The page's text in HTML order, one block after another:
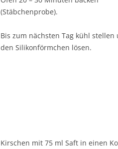
(Stäbchenprobe).
Bis zum nächsten Tag kühl stellen
den Silikonförmchen lösen.
Kirschen mit 75 ml Saft in einen